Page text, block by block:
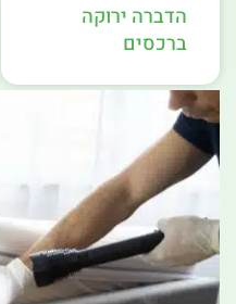
הדברה ירוקה
ברכסים